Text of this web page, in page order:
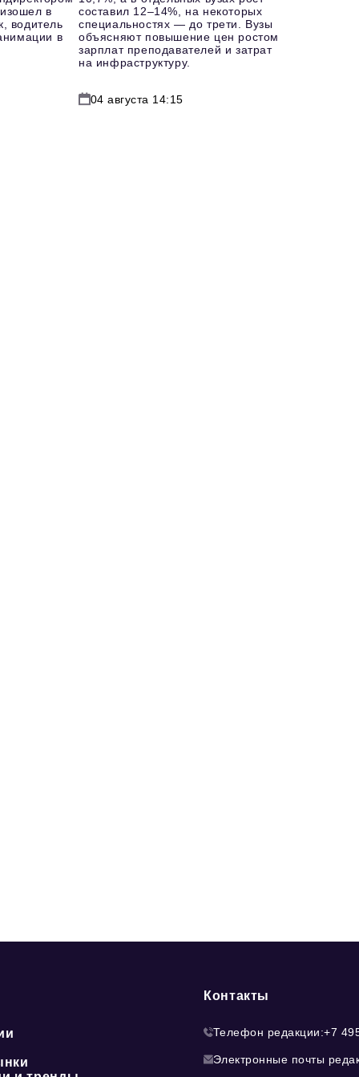
в
водитель
в
составил 12–14%, на некоторых
специальностях — до трети. Вузы
объясняют повышение цен ростом
зарплат преподавателей и затрат
на инфраструктуру.
04 августа 14:15
Контакты
Телефон редакции:+7
Электронные почты